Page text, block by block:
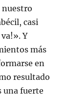
nuestro
casi
Y
más
en
resultado
una fuerte